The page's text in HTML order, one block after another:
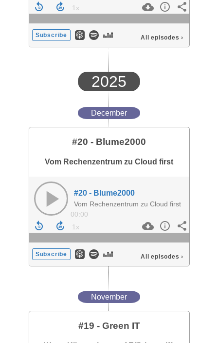
Subscribe All episodes ›
2025
December
#20 - Blume2000
Vom Rechenzentrum zu Cloud first
#20 - Blume2000
Vom Rechenzentrum zu Cloud first
00:00
Subscribe All episodes ›
November
#19 - Green IT